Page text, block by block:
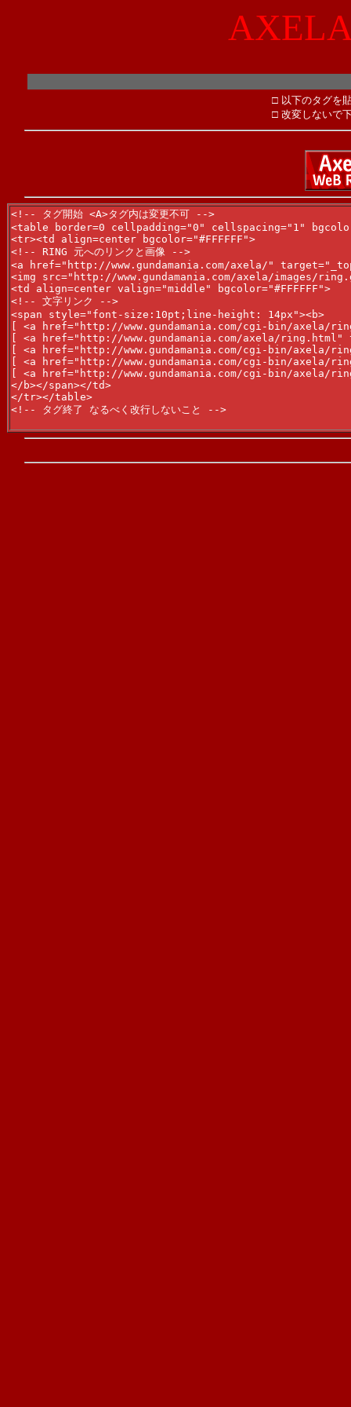
□ 以下のタグを
□ 改変しないで
<!-- タグ開始 <A>タグ内は変更不可 -->
<table border=0 cellpadding="0" cellspacing="1"
<tr><td align=center bgcolor="#FFFFFF">
<!-- RING 元へのリンクと画像 -->
<a href="http://www.gundamania.com/axela/"
<img src="http://www.gundamania.com/axela/images/
<td align=center valign="middle" bgcolor="#FFFFFF">
<!-- 文字リンク -->
<span style="font-size:10pt;line-height: 14px"><b>
[ <a href="http://www.gundamania.com/cgi-bin/axela/
[ <a href="http://www.gundamania.com/axela/ring.html"
[ <a href="http://www.gundamania.com/cgi-bin/axela/
[ <a href="http://www.gundamania.com/cgi-bin/axela/
[ <a href="http://www.gundamania.com/cgi-bin/axela/
</b></span></td>
</tr></table>
<!-- タグ終了 なるべく改行しないこと -->